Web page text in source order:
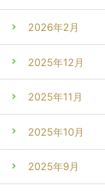
2026年2月
2025年12月
2025年11月
2025年10月
2025年9月